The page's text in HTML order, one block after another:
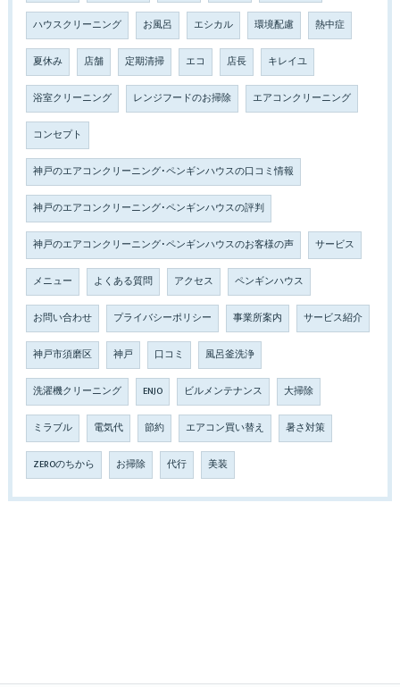
ハウスクリーニング お風呂 エシカル 環境配慮 熱中症
夏休み 店舗 定期清掃 エコ 店長 キレイユ
浴室クリーニング レンジフードのお掃除 エアコンクリーニング
コンセプト
神戸のエアコンクリーニング･ペンギンハウスの口コミ情報
神戸のエアコンクリーニング･ペンギンハウスの評判
神戸のエアコンクリーニング･ペンギンハウスのお客様の声 サービス
メニュー よくある質問 アクセス ペンギンハウス
お問い合わせ プライバシーポリシー 事業所案内 サービス紹介
神戸市須磨区 神戸 口コミ 風呂釜洗浄
洗濯機クリーニング ENJO ビルメンテナンス 大掃除
ミラブル 電気代 節約 エアコン買い替え 暑さ対策
ZEROのちから お掃除 代行 美装